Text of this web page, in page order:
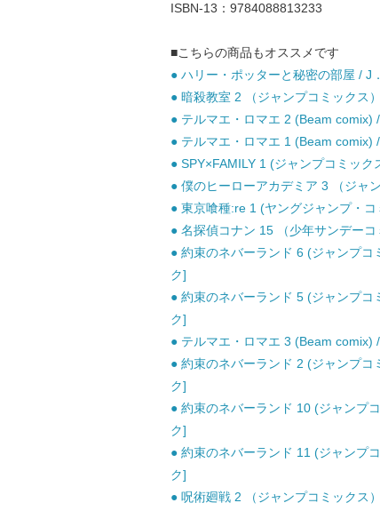
ISBN-13：9784088813233
■こちらの商品もオススメです
● ハリー・ポッターと秘密の部屋 / J
● 暗殺教室 2 （ジャンプコミックス
● テルマエ・ロマエ 2 (Beam comix)
● テルマエ・ロマエ 1 (Beam comix)
● SPY×FAMILY 1 (ジャンプコミッ
● 僕のヒーローアカデミア 3 （ジャ
● 東京喰種:re 1 (ヤングジャンプ・
● 名探偵コナン 15 （少年サンデー
● 約束のネバーランド 6 (ジャンプ
ク]
● 約束のネバーランド 5 (ジャンプ
ク]
● テルマエ・ロマエ 3 (Beam comix)
● 約束のネバーランド 2 (ジャンプ
ク]
● 約束のネバーランド 10 (ジャンプ
ク]
● 約束のネバーランド 11 (ジャンプ
ク]
● 呪術廻戦 2 （ジャンプコミックス